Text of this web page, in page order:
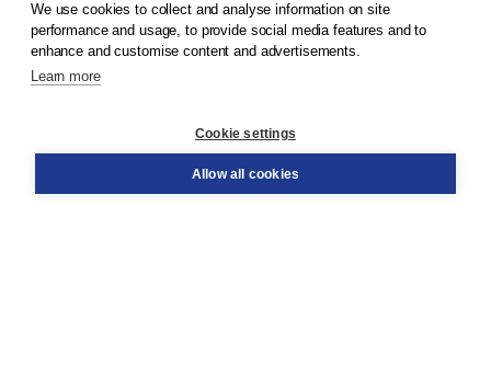
© 2026Koninklijke Boom uitgevers
Order
We use cookies to collect and analyse information on site
performance and usage, to provide social media features and to
enhance and customise content and advertisements.
Learn more
Cookie settings
Allow all cookies